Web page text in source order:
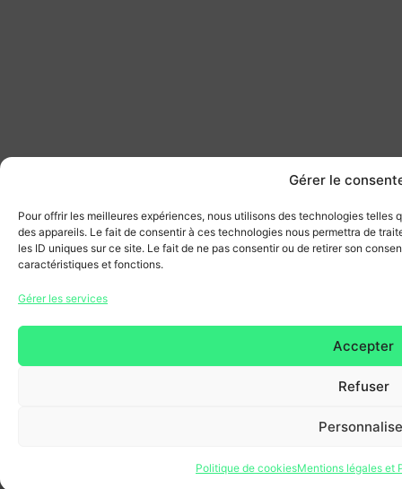
Gérer le
Pour offrir les meilleures expériences, nous utilisons des technologies
des appareils. Le fait de consentir à ces technologies nous permettra de
les ID uniques sur ce site. Le fait de ne pas consentir ou de retirer son
caractéristiques et fonctions.
Gérer les services
Accepter
Refuser
Politique de cookiesMentions légales et